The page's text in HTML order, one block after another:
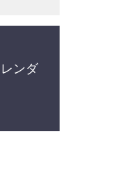
ンダ